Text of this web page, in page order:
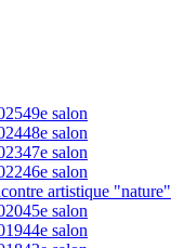
49e salon
48e salon
47e salon
46e salon
artistique "nature"
45e salon
44e salon